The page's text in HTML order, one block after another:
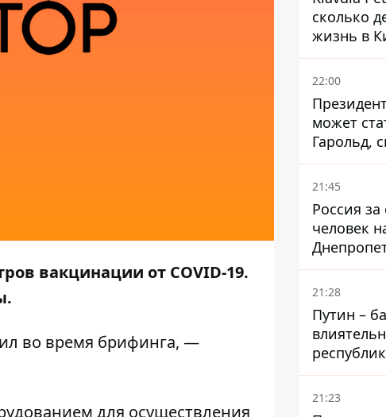
вакцинации от COVID-19.
во время брифинга, —
для осуществления
сколько
жизнь в
22:00
может
Гарольд,
– он
21:45
Россия за
человек
ударами
районов
21:28
Путин –
призвал
РФ к
21:23